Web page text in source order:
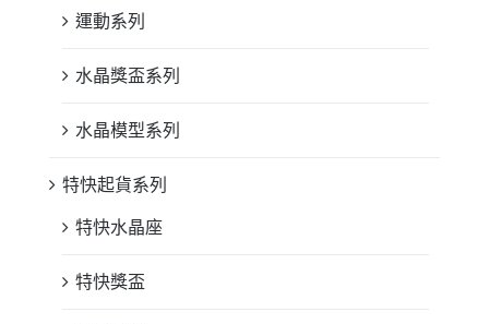
運動系列
水晶獎盃系列
水晶模型系列
特快起貨系列
特快水晶座
特快獎盃